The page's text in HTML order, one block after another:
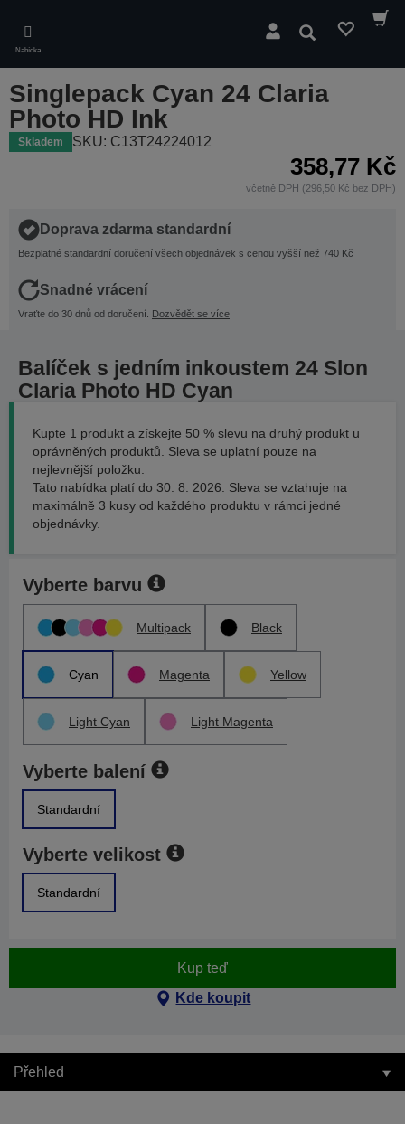
main
content
Nabídka
Hledat
Singlepack Cyan 24 Claria
Photo HD Ink
Skladem SKU: C13T24224012
358,77 Kč
včetně DPH (296,50 Kč bez DPH)
Doprava zdarma standardní
Bezplatné standardní doručení všech objednávek s cenou vyšší než 740 Kč
Snadné vrácení
Vraťte do 30 dnů od doručení. Dozvědět se více
Balíček s jedním inkoustem 24 Slon
Claria Photo HD Cyan
Kupte 1 produkt a získejte 50 % slevu na druhý produkt u
oprávněných produktů. Sleva se uplatní pouze na
nejlevnější položku.
Tato nabídka platí do 30. 8. 2026. Sleva se vztahuje na
maximálně 3 kusy od každého produktu v rámci jedné
objednávky.
Vyberte barvu
Multipack Black
Cyan Magenta Yellow
Light Cyan Light Magenta
Vyberte balení
Standardní
Vyberte velikost
Standardní
Kup teď
Kde koupit
Přehled